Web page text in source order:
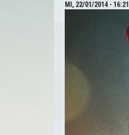
MI, 22/01/2014 - 16:21